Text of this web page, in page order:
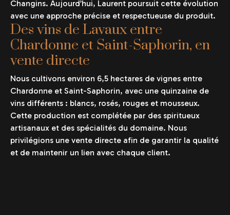
Changins. Aujourd’hui, Laurent poursuit cette évolution
avec une approche précise et respectueuse du produit.
Des vins de Lavaux entre
Chardonne et Saint-Saphorin, en
vente directe
Nous cultivons environ 6,5 hectares de vignes entre
Chardonne et Saint-Saphorin, avec une quinzaine de
vins différents : blancs, rosés, rouges et mousseux.
Cette production est complétée par des spiritueux
artisanaux et des spécialités du domaine. Nous
privilégions une vente directe afin de garantir la qualité
et de maintenir un lien avec chaque client.